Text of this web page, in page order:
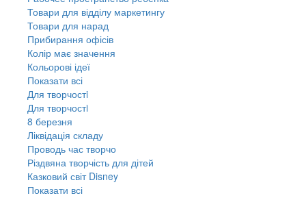
Товари для відділу маркетингу
Товари для нарад
Прибирання офісів
Колір має значення
Кольорові ідеї
Показати всі
Для творчостi
Для творчостi
8 березня
Ліквідація складу
Проводь час творчо
Різдвяна творчість для дітей
Казковий світ Disney
Показати всі